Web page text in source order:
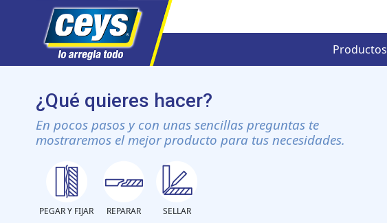
contenido
Productos
¿Qué quieres hacer?
En pocos pasos y con unas sencillas preguntas te
mostraremos el mejor producto para tus necesidades.
PEGAR Y FIJAR REPARAR SELLAR